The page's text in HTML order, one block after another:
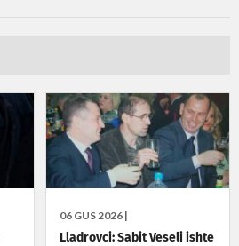
06 GUS 2026 |
Lladrovci: Sabit Veseli ishte